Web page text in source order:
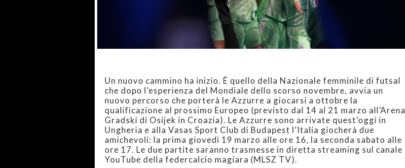
Un nuovo cammino ha inizio. È quello della Nazionale femminile di futsal
che dopo l’esperienza del Mondiale dello scorso novembre, avvia un
nuovo percorso che porterà le Azzurre a giocarsi a ottobre la
qualificazione al prossimo Europeo (previsto dal 14 al 21 marzo all’Arena
Gradski di Osijek in Croazia). Le Azzurre sono arrivate quest’oggi in
Ungheria e alla Vasas Sport Club di Budapest l’Italia giocherà due
amichevoli: la prima giovedì 19 marzo alle ore 16, la seconda sabato alle
ore 17. Le due partite saranno trasmesse in diretta streaming sul canale
YouTube della federcalcio magiara (MLSZ TV).